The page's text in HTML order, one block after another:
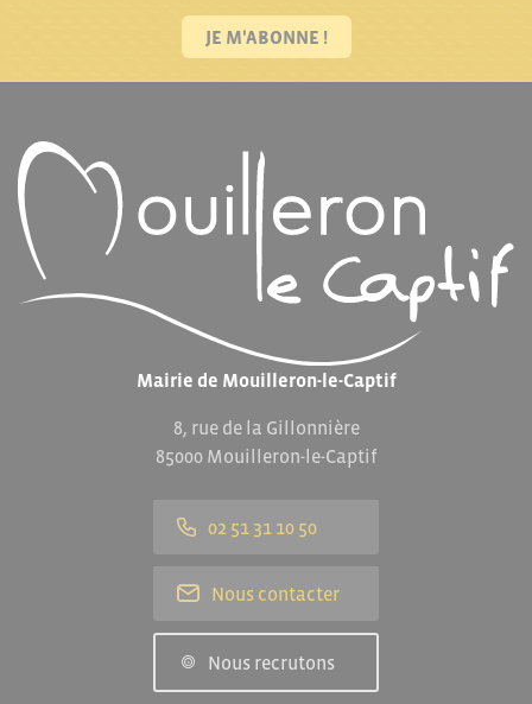
JE M'ABONNE !
Mairie de Mouilleron-le-Captif
8, rue de la Gillonnière
85000 Mouilleron-le-Captif
02 51 31 10 50
Nous contacter
Nous recrutons